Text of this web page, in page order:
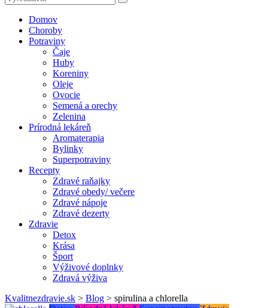
Domov
Choroby
Potraviny
Čaje
Huby
Koreniny
Oleje
Ovocie
Semená a orechy
Zelenina
Prírodná lekáreň
Aromaterapia
Bylinky
Superpotraviny
Recepty
Zdravé raňajky
Zdravé obedy/ večere
Zdravé nápoje
Zdravé dezerty
Zdravie
Detox
Krása
Šport
Výživové doplnky
Zdravá výživa
Kvalitnezdravie.sk > Blog > spirulina a chlorella